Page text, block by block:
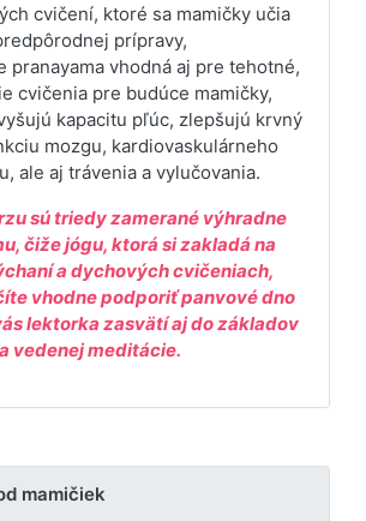
cvičení, ktoré sa mamičky učia
prípravy,
pranayama vhodná aj pre tehotné,
cvičenia pre budúce mamičky,
kapacitu pľúc, zlepšujú krvný
mozgu, kardiovaskulárneho
ale aj trávenia a vylučovania.
sú triedy zamerané výhradne
čiže jógu, ktorá si zakladá na
a dychových cvičeniach,
vhodne podporiť panvové dno
lektorka zasvätí aj do základov
vedenej meditácie.
mamičiek